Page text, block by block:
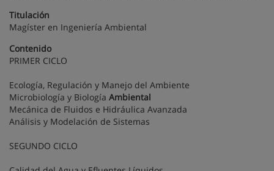
Titulación
Magíster en Ingeniería Ambiental
Contenido
PRIMER CICLO
Ecología, Regulación y Manejo del Ambiente
Microbiología y Biología Ambiental
Mecánica de Fluidos e Hidráulica Avanzada
Análisis y Modelación de Sistemas
SEGUNDO CICLO